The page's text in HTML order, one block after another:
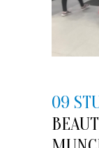
09